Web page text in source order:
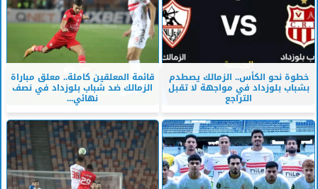
خطوة نحو الكأس.. الزمالك يصطدم
بشباب بلوزداد في مواجهة لا تقبل
التراجع
قائمة المعلقين كاملة.. معلق مباراة
الزمالك ضد شباب بلوزداد في نصف
نهائي...